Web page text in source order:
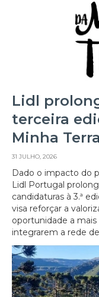
Lidl
terceira
Minha
31 JULHO, 2026
Dado o impacto do
Lidl Portugal
candidaturas à 3.ª
visa reforçar a
oportunidade a
integrarem a rede